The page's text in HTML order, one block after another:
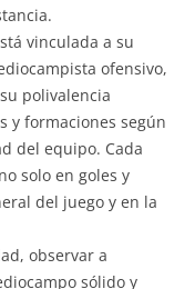
vinculada a su
ofensivo,
polivalencia
y formaciones según
del equipo. Cada
solo en goles y
del juego y en la
observar a
sólido y